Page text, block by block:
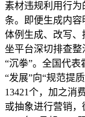
素材违规利用行为
条。即便生成内
体例生成、改写、
坐平台深切排查
“沉拳”。全国代
“发展”向“规范提
13421个，加之消
或抽象进行营销，